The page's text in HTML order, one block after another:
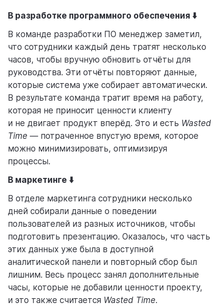
В разработке программного обеспечения ⬇️
В команде разработки ПО менеджер заметил,
что сотрудники каждый день тратят несколько
часов, чтобы вручную обновить отчёты для
руководства. Эти отчёты повторяют данные,
которые система уже собирает автоматически.
В результате команда тратит время на работу,
которая не приносит ценности клиенту
и не двигает продукт вперёд. Это и есть Wasted
Time — потраченное впустую время, которое
можно минимизировать, оптимизируя
процессы.
В маркетинге ⬇️
В отделе маркетинга сотрудники несколько
дней собирали данные о поведении
пользователей из разных источников, чтобы
подготовить презентацию. Оказалось, что часть
этих данных уже была в доступной
аналитической панели и повторный сбор был
лишним. Весь процесс занял дополнительные
часы, которые не добавили ценности проекту,
и это также считается Wasted Time.